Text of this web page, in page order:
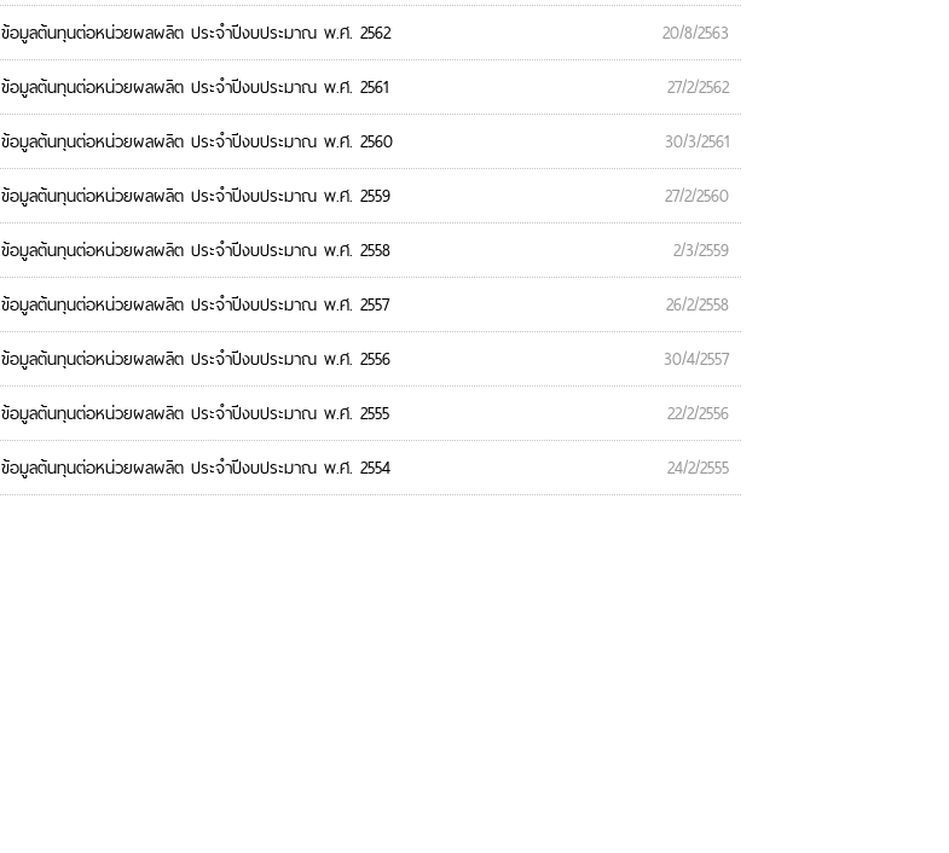
ข้อมูลต้นทุนต่อหน่วยผลผลิต ประจำปีงบประมาณ พ.ศ. 2562
20/8/2563
ข้อมูลต้นทุนต่อหน่วยผลผลิต ประจำปีงบประมาณ พ.ศ. 2561
27/2/2562
ข้อมูลต้นทุนต่อหน่วยผลผลิต ประจำปีงบประมาณ พ.ศ. 2560
30/3/2561
ข้อมูลต้นทุนต่อหน่วยผลผลิต ประจำปีงบประมาณ พ.ศ. 2559
27/2/2560
ข้อมูลต้นทุนต่อหน่วยผลผลิต ประจำปีงบประมาณ พ.ศ. 2558
2/3/2559
ข้อมูลต้นทุนต่อหน่วยผลผลิต ประจำปีงบประมาณ พ.ศ. 2557
26/2/2558
ข้อมูลต้นทุนต่อหน่วยผลผลิต ประจำปีงบประมาณ พ.ศ. 2556
30/4/2557
ข้อมูลต้นทุนต่อหน่วยผลผลิต ประจำปีงบประมาณ พ.ศ. 2555
22/2/2556
ข้อมูลต้นทุนต่อหน่วยผลผลิต ประจำปีงบประมาณ พ.ศ. 2554
24/2/2555